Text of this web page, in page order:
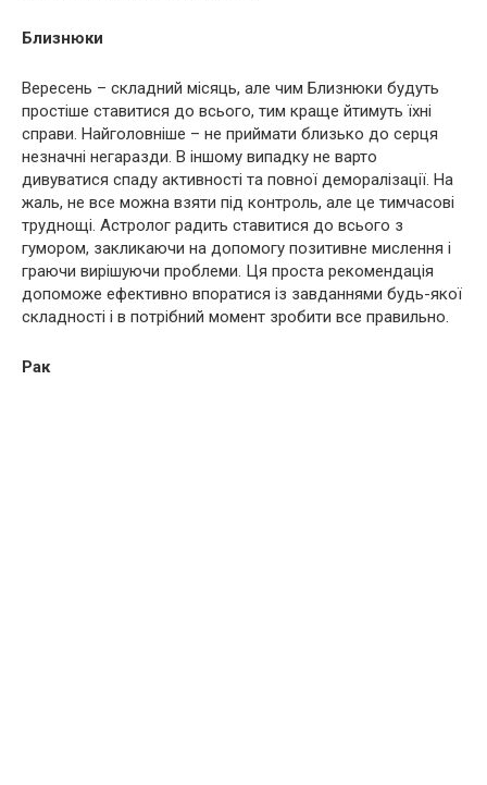
Близнюки
Вересень – складний місяць, але чим Близнюки будуть
простіше ставитися до всього, тим краще йтимуть їхні
справи. Найголовніше – не приймати близько до серця
незначні негаразди. В іншому випадку не варто
дивуватися спаду активності та повної деморалізації. На
жаль, не все можна взяти під контроль, але це тимчасові
труднощі. Астролог радить ставитися до всього з
гумором, закликаючи на допомогу позитивне мислення і
граючи вирішуючи проблеми. Ця проста рекомендація
допоможе ефективно впоратися із завданнями будь-якої
складності і в потрібний момент зробити все правильно.
Рак